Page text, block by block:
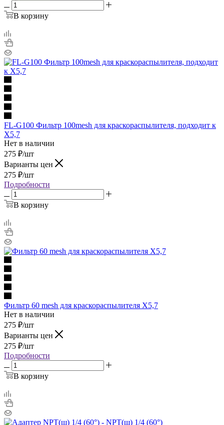
В корзину
FL-G100 Фильтр 100mesh для краскораспылителя, подходит к
X5,7
Нет в наличии
275 ₽/шт
Варианты цен
275 ₽/шт
Подробности
В корзину
Фильтр 60 mesh для краскораспылителя X5,7
Нет в наличии
275 ₽/шт
Варианты цен
275 ₽/шт
Подробности
В корзину